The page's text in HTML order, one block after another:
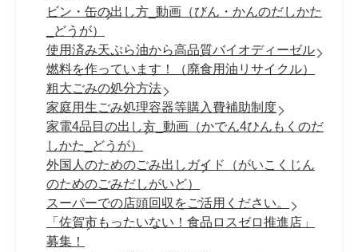
ビン・缶の出し方_動画（びん・かんのだしかた
_どうが）
使用済み天ぷら油から高品質バイオディーゼル
燃料を作っています！（廃食用油リサイクル）
粗大ごみの処分方法
家庭用生ごみ処理容器等購入費補助制度
家電4品目の出し方_動画（かでん4ひんもくのだ
しかた_どうが）
外国人のためのごみ出しガイド（がいこくじん
のためのごみだしがいど）
スーパーでの店頭回収をご活用ください。
「佐賀市もったいない！食品ロスゼロ推進店」
募集！